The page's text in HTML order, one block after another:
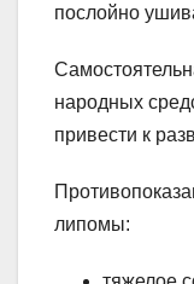
послойно
народных
привести к
липомы: